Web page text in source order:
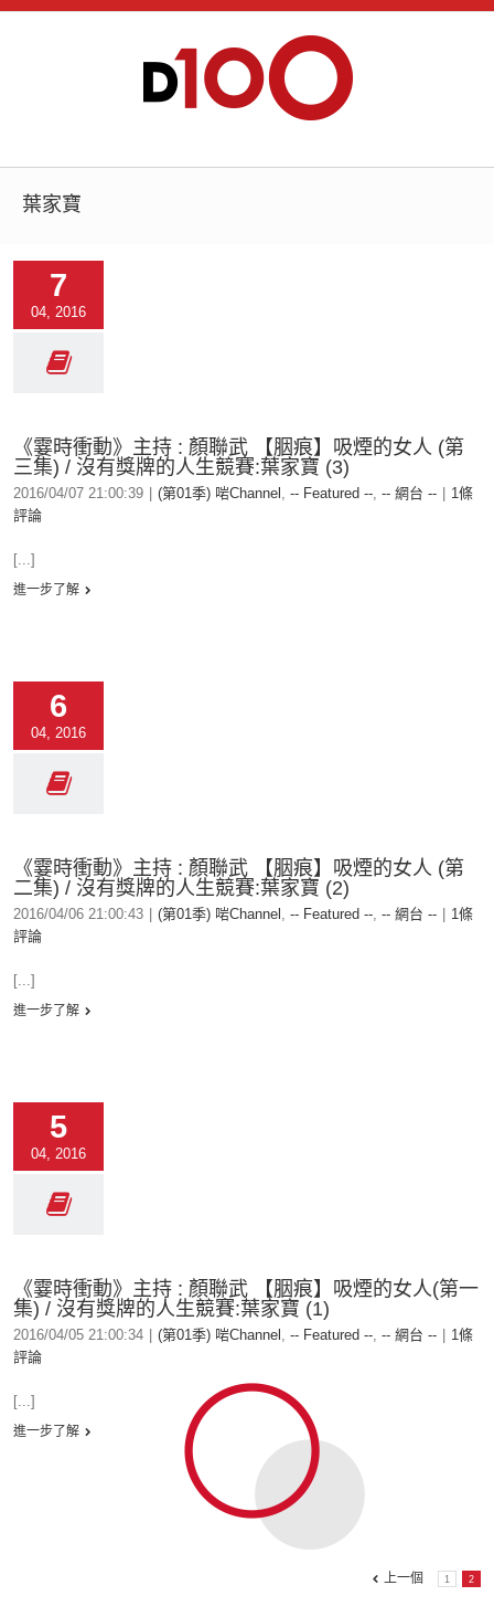
葉家寶
7
04, 2016
《霎時衝動》主持 : 顏聯武 【胭痕】吸煙的女人 (第
三集) / 沒有獎牌的人生競賽:葉家寶 (3)
2016/04/07 21:00:39 (第01季) 啱Channel , -- Featured --, -- 網台 --
1條
評論
[...]
進一步了解
6
04, 2016
《霎時衝動》主持 : 顏聯武 【胭痕】吸煙的女人 (第
二集) / 沒有獎牌的人生競賽:葉家寶 (2)
2016/04/06 21:00:43 (第01季) 啱Channel , -- Featured --, -- 網台 --
1條
評論
[...]
進一步了解
5
04, 2016
《霎時衝動》主持 : 顏聯武 【胭痕】吸煙的女人(第一
集) / 沒有獎牌的人生競賽:葉家寶 (1)
2016/04/05 21:00:34 (第01季) 啱Channel , -- Featured --, -- 網台 --
1條
評論
[...]
進一步了解
上一個 1 2